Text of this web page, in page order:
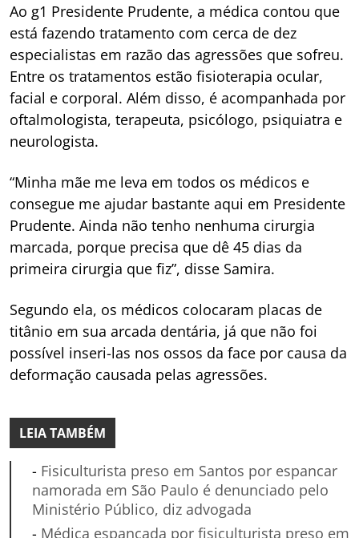
Ao g1 Presidente Prudente, a médica contou que
está fazendo tratamento com cerca de dez
especialistas em razão das agressões que sofreu.
Entre os tratamentos estão fisioterapia ocular,
facial e corporal. Além disso, é acompanhada por
oftalmologista, terapeuta, psicólogo, psiquiatra e
neurologista.
“Minha mãe me leva em todos os médicos e
consegue me ajudar bastante aqui em Presidente
Prudente. Ainda não tenho nenhuma cirurgia
marcada, porque precisa que dê 45 dias da
primeira cirurgia que fiz”, disse Samira.
Segundo ela, os médicos colocaram placas de
titânio em sua arcada dentária, já que não foi
possível inseri-las nos ossos da face por causa da
deformação causada pelas agressões.
LEIA TAMBÉM
- Fisiculturista preso em Santos por espancar
namorada em São Paulo é denunciado pelo
Ministério Público, diz advogada
- Médica espancada por fisiculturista preso em